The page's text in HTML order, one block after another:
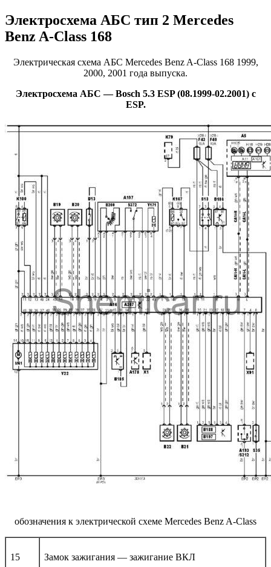
Электросхема АБС тип 2 Mercedes
Benz A-Class 168
Электрическая схема АБС Mercedes Benz A-Class 168 1999,
2000, 2001 года выпуска.
Электросхема АБС — Bosch 5.3 ESP (08.1999-02.2001) c
ESP.
обозначения к электрической схеме Mercedes Benz A-Class
15 Замок зажигания — зажигание ВКЛ